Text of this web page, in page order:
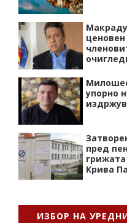
упорно
пред
грижата
Крива
ИЗБОР НА